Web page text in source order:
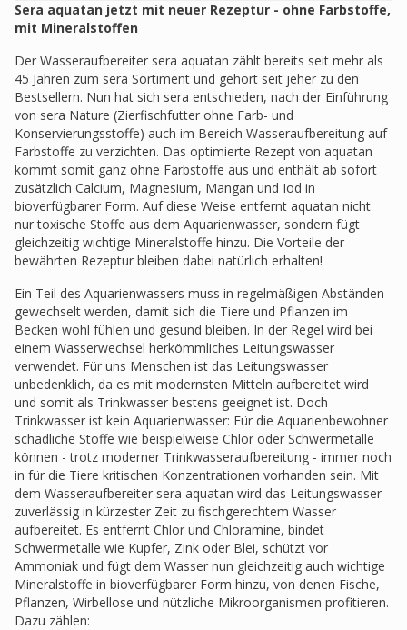
Sera aquatan jetzt mit neuer Rezeptur - ohne Farbstoffe,
mit Mineralstoffen
Der Wasseraufbereiter sera aquatan zählt bereits seit mehr als
45 Jahren zum sera Sortiment und gehört seit jeher zu den
Bestsellern. Nun hat sich sera entschieden, nach der Einführung
von sera Nature (Zierfischfutter ohne Farb- und
Konservierungsstoffe) auch im Bereich Wasseraufbereitung auf
Farbstoffe zu verzichten. Das optimierte Rezept von aquatan
kommt somit ganz ohne Farbstoffe aus und enthält ab sofort
zusätzlich Calcium, Magnesium, Mangan und Iod in
bioverfügbarer Form. Auf diese Weise entfernt aquatan nicht
nur toxische Stoffe aus dem Aquarienwasser, sondern fügt
gleichzeitig wichtige Mineralstoffe hinzu. Die Vorteile der
bewährten Rezeptur bleiben dabei natürlich erhalten!
Ein Teil des Aquarienwassers muss in regelmäßigen Abständen
gewechselt werden, damit sich die Tiere und Pflanzen im
Becken wohl fühlen und gesund bleiben. In der Regel wird bei
einem Wasserwechsel herkömmliches Leitungswasser
verwendet. Für uns Menschen ist das Leitungswasser
unbedenklich, da es mit modernsten Mitteln aufbereitet wird
und somit als Trinkwasser bestens geeignet ist. Doch
Trinkwasser ist kein Aquarienwasser: Für die Aquarienbewohner
schädliche Stoffe wie beispielweise Chlor oder Schwermetalle
können - trotz moderner Trinkwasseraufbereitung - immer noch
in für die Tiere kritischen Konzentrationen vorhanden sein. Mit
dem Wasseraufbereiter sera aquatan wird das Leitungswasser
zuverlässig in kürzester Zeit zu fischgerechtem Wasser
aufbereitet. Es entfernt Chlor und Chloramine, bindet
Schwermetalle wie Kupfer, Zink oder Blei, schützt vor
Ammoniak und fügt dem Wasser nun gleichzeitig auch wichtige
Mineralstoffe in bioverfügbarer Form hinzu, von denen Fische,
Pflanzen, Wirbellose und nützliche Mikroorganismen profitieren.
Dazu zählen: